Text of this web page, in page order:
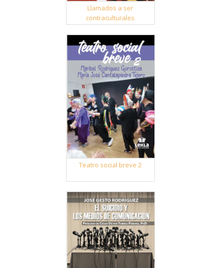
Llamados a ser
contraculturales
Teatro social breve 2